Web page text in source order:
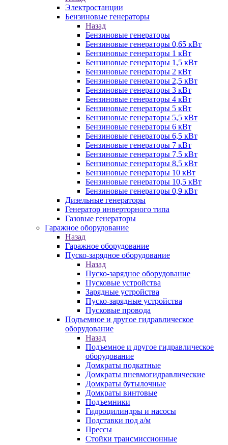
Электростанции
Бензиновые генераторы
Назад
Бензиновые генераторы
Бензиновые генераторы 0,65 кВт
Бензиновые генераторы 1 кВт
Бензиновые генераторы 1,5 кВт
Бензиновые генераторы 2 кВт
Бензиновые генераторы 2,5 кВт
Бензиновые генераторы 3 кВт
Бензиновые генераторы 4 кВт
Бензиновые генераторы 5 кВт
Бензиновые генераторы 5,5 кВт
Бензиновые генераторы 6 кВт
Бензиновые генераторы 6,5 кВт
Бензиновые генераторы 7 кВт
Бензиновые генераторы 7,5 кВт
Бензиновые генераторы 8,5 кВт
Бензиновые генераторы 10 кВт
Бензиновые генераторы 10,5 кВт
Бензиновые генераторы 0,9 кВт
Дизельные генераторы
Генератор инверторного типа
Газовые генераторы
Гаражное оборудование
Назад
Гаражное оборудование
Пуско-зарядное оборудование
Назад
Пуско-зарядное оборудование
Пусковые устройства
Зарядные устройства
Пуско-зарядные устройства
Пусковые провода
Подъемное и другое гидравлическое
оборудование
Назад
Подъемное и другое гидравлическое
оборудование
Домкраты подкатные
Домкраты пневмогидравлические
Домкраты бутылочные
Домкраты винтовые
Подъемники
Гидроцилиндры и насосы
Подставки под а/м
Прессы
Стойки трансмиссионные